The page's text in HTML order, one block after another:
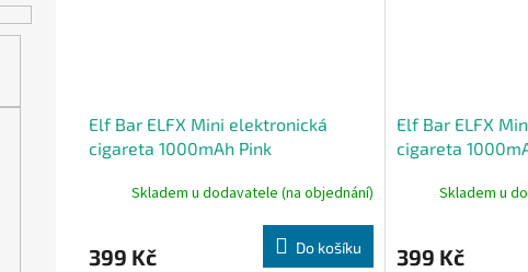
Elf Bar ELFX Mini elektronická
cigareta 1000mAh Pink
Skladem u dodavatele (na objednání)
399 Kč Do košíku
Elf Bar ELFX
cigareta
Skladem u
399 Kč